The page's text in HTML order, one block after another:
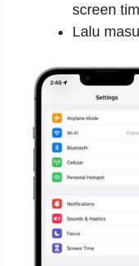
screen
Lalu